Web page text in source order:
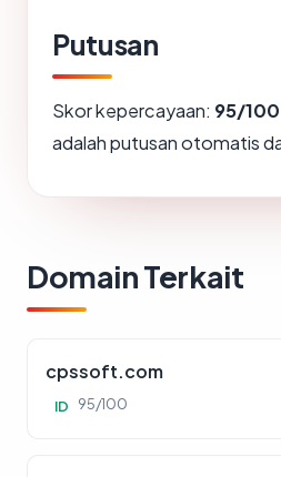
Putusan
Skor kepercayaan: 95/100
adalah putusan otomatis
Domain Terkait
cpssoft.com
ID 95/100